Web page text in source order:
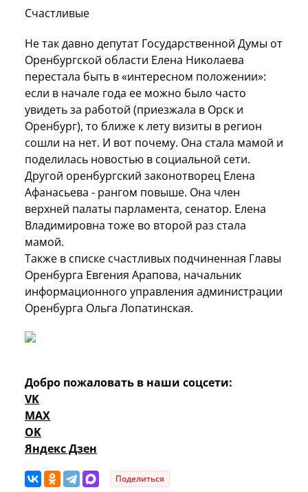
Счастливые
Не так давно депутат Государственной Думы от
Оренбургской области Елена Николаева
перестала быть в «интересном положении»:
если в начале года ее можно было часто
увидеть за работой (приезжала в Орск и
Оренбург), то ближе к лету визиты в регион
сошли на нет. И вот почему. Она стала мамой и
поделилась новостью в социальной сети.
Другой оренбургский законотворец Елена
Афанасьева - рангом повыше. Она член
верхней палаты парламента, сенатор. Елена
Владимировна тоже во второй раз стала
мамой.
Также в списке счастливых подчиненная Главы
Оренбурга Евгения Арапова, начальник
информационного управления администрации
Оренбурга Ольга Лопатинская.
Добро пожаловать в наши соцсети:
VK
MAX
OK
Яндекс Дзен
Поделиться